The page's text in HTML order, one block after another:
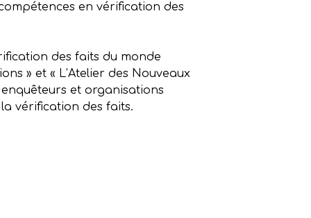
en vérification des
des faits du monde
» et « L’Atelier des Nouveaux
et organisations
vérification des faits.